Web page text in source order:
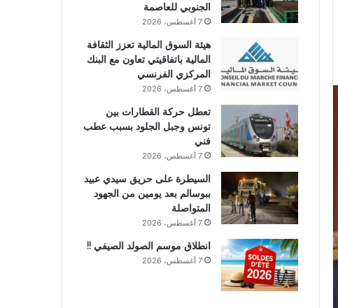
الجنوبي للعاصمة
7 أغسطس، 2026
هيئة السوق المالية تعزز الثقافة
المالية باتفاقيتي تعاون مع البنك
المركزي الفرنسي
7 أغسطس، 2026
تعطل حركة القطارات بين
تونس وجبل الجلود بسبب عطب
فني
7 أغسطس، 2026
السيطرة على حريق سيدي عبيد
ببوسالم بعد يومين من الجهود
المتواصلة
7 أغسطس، 2026
انطلاق موسم الصولد الصيفي !!
7 أغسطس، 2026